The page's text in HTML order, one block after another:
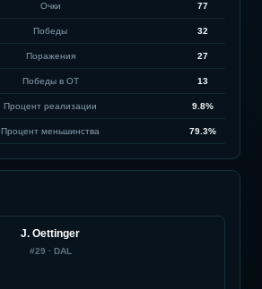
Очки 77
Победы 32
Поражения 27
Победы в ОТ 13
Процент реализации 9.8%
Процент меньшинства 79.3%
J. Oettinger
#29 · DAL